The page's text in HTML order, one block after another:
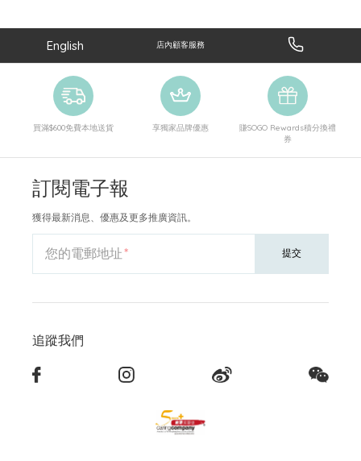
English 店內顧客服務
買滿$600免費本地送貨 享獨家品牌優惠
賺SOGO Rewards積分換禮
券
訂閱電子報
獲得最新消息、優惠及更多推廣資訊。
您的電郵地址 提交
追蹤我們